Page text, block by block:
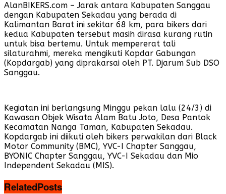
AlanBIKERS.com – Jarak antara Kabupaten Sanggau
dengan Kabupaten Sekadau yang berada di
Kalimantan Barat ini sekitar 68 km, para bikers dari
kedua Kabupaten tersebut masih dirasa kurang rutin
untuk bisa bertemu. Untuk mempererat tali
silaturahmi, mereka mengikuti Kopdar Gabungan
(Kopdargab) yang diprakarsai oleh PT. Djarum Sub DSO
Sanggau.
Kegiatan ini berlangsung Minggu pekan lalu (24/3) di
Kawasan Objek Wisata Alam Batu Joto, Desa Pantok
Kecamatan Nanga Taman, Kabupaten Sekadau.
Kopdargab ini diikuti oleh bikers perwakilan dari Black
Motor Community (BMC), YVC-I Chapter Sanggau,
BYONIC Chapter Sanggau, YVC-I Sekadau dan Mio
Independent Sekadau (MIS).
RelatedPosts